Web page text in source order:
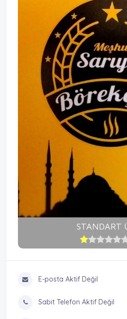
STANDART
E-posta Aktif Değil
Sabit Telefon Aktif Değil